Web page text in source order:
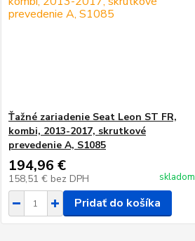
Ťažné zariadenie Seat Leon ST FR,
kombi, 2013-2017, skrutkové
prevedenie A, S1085
194,96 €
158,51 € bez DPH skladom
Pridať do košíka